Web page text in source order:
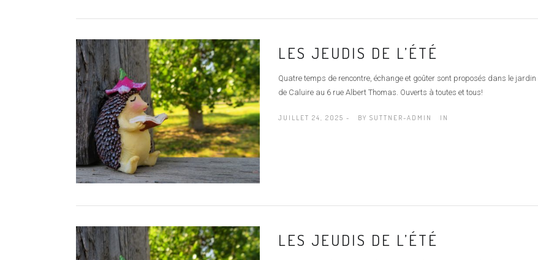
LES JEUDIS DE L’ÉTÉ
Quatre temps de rencontre, échange et goûter sont proposés dans le jardin
de Caluire au 6 rue Albert Thomas. Ouverts à toutes et tous!
JUILLET 24, 2025 - BY SUTTNER-ADMIN IN
LES JEUDIS DE L’ÉTÉ